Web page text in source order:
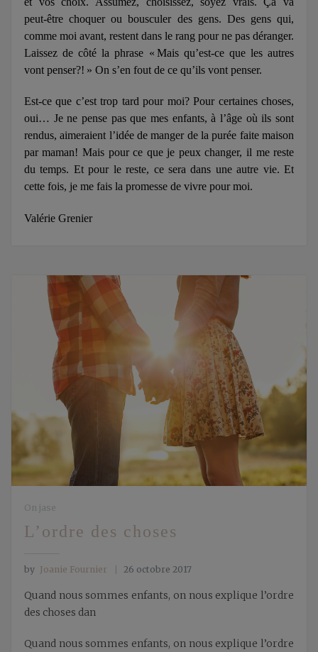
peut‑être choquer ou bousculer des gens. Des gens qui,
comme moi avant, restent dans le rang pour ne pas déranger.
Laissez de côté la phrase « Mais qu’est-ce que les autres
vont penser?! » On s’en fout de ce qu’ils vont penser.
Est‑ce que c’est trop tard pour moi? Pour certaines choses,
oui… Je ne pense pas que mes enfants, à l’âge où ils sont
rendus, aimeraient l’idée de manger de la purée faite maison
par maman! Mais pour ce que je peux changer, il me reste
du temps. Et pour le reste, ce sera dans une autre vie. Et
cette fois, je me fais la promesse de vivre pour moi.
Valérie Grenier
On jase
L’ordre des choses
by Joanie Fournier 26 octobre 2017
Quand nous sommes enfants, on nous explique l’ordre
des choses dan
Quand nous sommes enfants, on nous explique l’ordre